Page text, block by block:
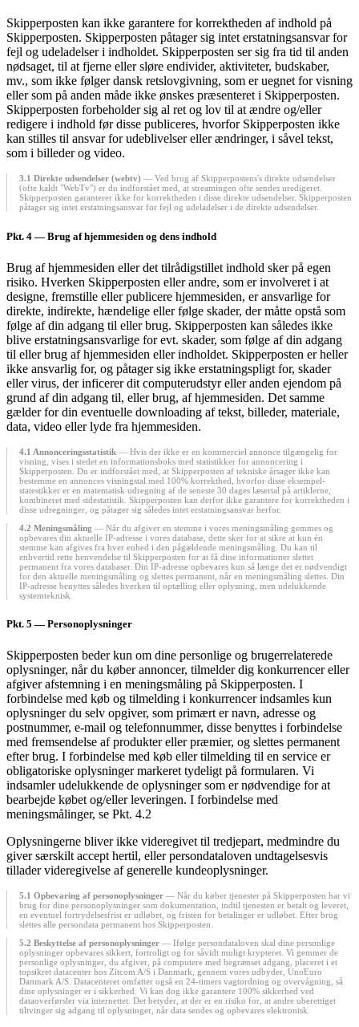
Skipperposten kan ikke garantere for korrektheden af indhold på
Skipperposten. Skipperposten påtager sig intet erstatningsansvar for
fejl og udeladelser i indholdet. Skipperposten ser sig fra tid til anden
nødsaget, til at fjerne eller sløre endivider, aktiviteter, budskaber,
mv., som ikke følger dansk retslovgivning, som er uegnet for visning
eller som på anden måde ikke ønskes præsenteret i Skipperposten.
Skipperposten forbeholder sig al ret og lov til at ændre og/eller
redigere i indhold før disse publiceres, hvorfor Skipperposten ikke
kan stilles til ansvar for udeblivelser eller ændringer, i såvel tekst,
som i billeder og video.
3.1 Direkte udsendelser (webtv) — Ved brug af Skipperpostens's direkte udsendelser
(ofte kaldt "WebTv") er du indforstået med, at streamingen ofte sendes uredigeret.
Skipperposten garanterer ikke for korrektheden i disse direkte udsendelser. Skipperposten
påtager sig intet erstatningsansvar for fejl og udeladelser i de direkte udsendelser.
Pkt. 4 — Brug af hjemmesiden og dens indhold
Brug af hjemmesiden eller det tilrådigstillet indhold sker på egen
risiko. Hverken Skipperposten eller andre, som er involveret i at
designe, fremstille eller publicere hjemmesiden, er ansvarlige for
direkte, indirekte, hændelige eller følge skader, der måtte opstå som
følge af din adgang til eller brug. Skipperposten kan således ikke
blive erstatningsansvarlige for evt. skader, som følge af din adgang
til eller brug af hjemmesiden eller indholdet. Skipperposten er heller
ikke ansvarlig for, og påtager sig ikke erstatningspligt for, skader
eller virus, der inficerer dit computerudstyr eller anden ejendom på
grund af din adgang til, eller brug, af hjemmesiden. Det samme
gælder for din eventuelle downloading af tekst, billeder, materiale,
data, video eller lyde fra hjemmesiden.
4.1 Annonceringsstatistik — Hvis der ikke er en kommerciel annonce tilgængelig for
visning, vises i stedet en informationsboks med statistikker for annoncering i
Skipperposten. Du er indforstået med, at Skipperposten af tekniske årsager ikke kan
bestemme en annonces visningstal med 100% korrekthed, hvorfor disse eksempel-
statestikker er en matematisk udregning af de seneste 30 dages læsertal på artiklerne,
kombineret med sidestatistik. Skipperposten kan derfor ikke garantere for korrektheden i
disse udregninger, og påtager sig således intet erstatningsansvar herfor.
4.2 Meningsmåling — Når du afgiver en stemme i vores meningsmåling gemmes og
opbevares din aktuelle IP-adresse i vores database, dette sker for at sikre at kun én
stemme kan afgives fra hver enhed i den pågældende meningsmåling. Du kan til
enhvertid rette henvendelse til Skipperposten for at få dine informationer slettet
permanent fra vores databaser. Din IP-adresse opbevares kun så længe det er nødvendigt
for den aktuelle meningsmåling og slettes permanent, når en meningsmåling slettes. Din
IP-adresse benyttes således hverken til optælling eller oplysning, men udelukkende
systemteknisk.
Pkt. 5 — Personoplysninger
Skipperposten beder kun om dine personlige og brugerrelaterede
oplysninger, når du køber annoncer, tilmelder dig konkurrencer eller
afgiver afstemning i en meningsmåling på Skipperposten. I
forbindelse med køb og tilmelding i konkurrencer indsamles kun
oplysninger du selv opgiver, som primært er navn, adresse og
postnummer, e-mail og telefonnummer, disse benyttes i forbindelse
med fremsendelse af produkter eller præmier, og slettes permanent
efter brug. I forbindelse med køb eller tilmelding til en service er
obligatoriske oplysninger markeret tydeligt på formularen. Vi
indsamler udelukkende de oplysninger som er nødvendige for at
bearbejde købet og/eller leveringen. I forbindelse med
meningsmålinger, se Pkt. 4.2
Oplysningerne bliver ikke videregivet til tredjepart, medmindre du
giver særskilt accept hertil, eller persondataloven undtagelsesvis
tillader videregivelse af generelle kundeoplysninger.
5.1 Opbevaring af personoplysninger — Når du køber tjenester på Skipperposten har vi
brug for dine personoplysninger som dokumentation, indtil tjenesten er betalt og leveret,
en eventuel fortrydelsesfrist er udløbet, og fristen for betalinger er udløbet. Efter brug
slettes alle persondata permanent hos Skipperposten.
5.2 Beskyttelse af personoplysninger — Ifølge persondataloven skal dine personlige
oplysninger opbevares sikkert, fortroligt og for såvidt muligt krypteret. Vi gemmer de
personlige oplysninger, du afgiver, på computere med begrænset adgang, placeret i et
topsikret datacenter hos Zitcom A/S i Danmark, gennem vores udbyder, UnoEuro
Danmark A/S. Datacenteret omfatter også en 24-timers vagtordning og overvågning, så
dine oplysninger er i sikkerhed. Vi kan dog ikke garantere 100% sikkerhed ved
dataoverførsler via internettet. Det betyder, at der er en risiko for, at andre uberettiget
tiltvinger sig adgang til oplysninger, når data sendes og opbevares elektronisk.